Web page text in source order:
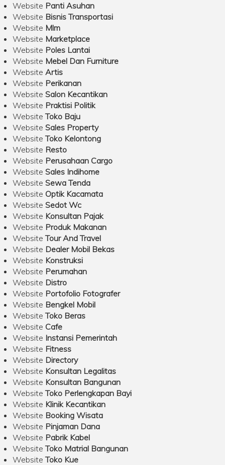
Website Panti Asuhan
Website Bisnis Transportasi
Website Mlm
Website Marketplace
Website Poles Lantai
Website Mebel Dan Furniture
Website Artis
Website Perikanan
Website Salon Kecantikan
Website Praktisi Politik
WebsiteToko Baju
Website Sales Property
WebsiteToko Kelontong
Website Resto
Website Perusahaan Cargo
Website Sales Indihome
Website Sewa Tenda
Website Optik Kacamata
Website Sedot Wc
Website Konsultan Pajak
Website Produk Makanan
WebsiteTour And Travel
Website Dealer Mobil Bekas
Website Konstruksi
Website Perumahan
Website Distro
Website Portofolio Fotografer
Website Bengkel Mobil
WebsiteToko Beras
Website Cafe
Website Instansi Pemerintah
Website Fitness
Website Directory
Website Konsultan Legalitas
Website Konsultan Bangunan
WebsiteToko Perlengkapan Bayi
Website Klinik Kecantikan
Website Booking Wisata
Website Pinjaman Dana
Website Pabrik Kabel
WebsiteToko Matrial Bangunan
WebsiteToko Kue